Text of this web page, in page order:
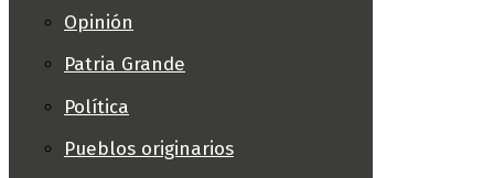
Opinión
Patria Grande
Política
Pueblos originarios